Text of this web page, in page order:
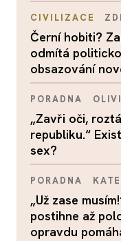
CIVILIZACE
Černí hobiti?
odmítá
obsazování
PORADNA
„Zavři oči,
republiku.“
sex?
PORADNA
„Už zase
postihne až
opravdu